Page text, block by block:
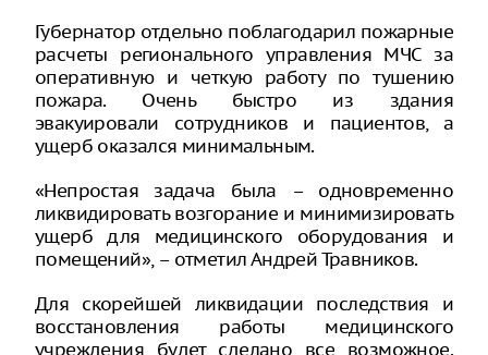
Губернатор отдельно поблагодарил пожарные
расчеты регионального управления МЧС за
оперативную и четкую работу по тушению
пожара. Очень быстро из здания
эвакуировали сотрудников и пациентов, а
ущерб оказался минимальным.
«Непростая задача была – одновременно
ликвидировать возгорание и минимизировать
ущерб для медицинского оборудования и
помещений», – отметил Андрей Травников.
Для скорейшей ликвидации последствия и
восстановления работы медицинского
учреждения будет сделано все возможное.